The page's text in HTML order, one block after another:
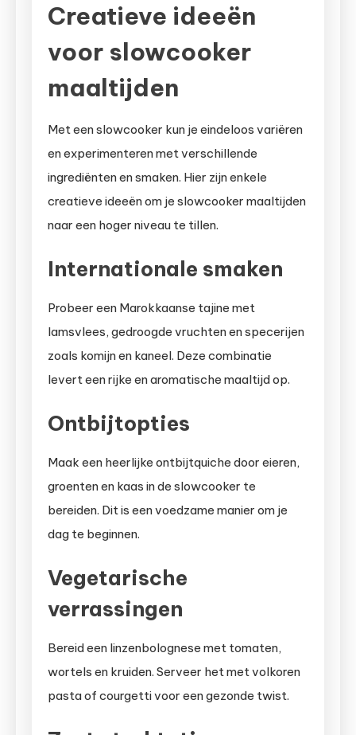
Creatieve ideeën
voor slowcooker
maaltijden
Met een slowcooker kun je eindeloos variëren
en experimenteren met verschillende
ingrediënten en smaken. Hier zijn enkele
creatieve ideeën om je slowcooker maaltijden
naar een hoger niveau te tillen.
Internationale smaken
Probeer een Marokkaanse tajine met
lamsvlees, gedroogde vruchten en specerijen
zoals komijn en kaneel. Deze combinatie
levert een rijke en aromatische maaltijd op.
Ontbijtopties
Maak een heerlijke ontbijtquiche door eieren,
groenten en kaas in de slowcooker te
bereiden. Dit is een voedzame manier om je
dag te beginnen.
Vegetarische
verrassingen
Bereid een linzenbolognese met tomaten,
wortels en kruiden. Serveer het met volkoren
pasta of courgetti voor een gezonde twist.